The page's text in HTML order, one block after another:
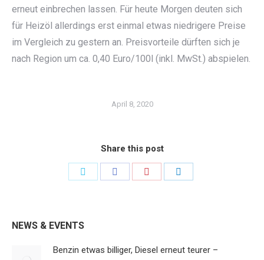
erneut einbrechen lassen. Für heute Morgen deuten sich
für Heizöl allerdings erst einmal etwas niedrigere Preise
im Vergleich zu gestern an. Preisvorteile dürften sich je
nach Region um ca. 0,40 Euro/100l (inkl. MwSt.) abspielen.
April 8, 2020
Share this post
NEWS & EVENTS
Benzin etwas billiger, Diesel erneut teurer –